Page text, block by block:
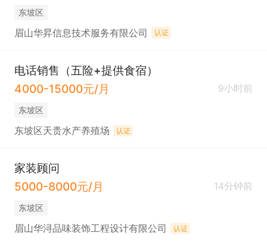
东坡区
眉山华昇信息技术服务有限公司 认证
电话销售（五险+提供食宿）
4000-15000元/月
9小时前
东坡区
东坡区天贵水产养殖场 认证
家装顾问
5000-8000元/月
14分钟前
东坡区
眉山华浔品味装饰工程设计有限公司 认证